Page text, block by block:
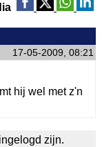
17-05-2009, 08:21
hij wel met z'n
zijn.